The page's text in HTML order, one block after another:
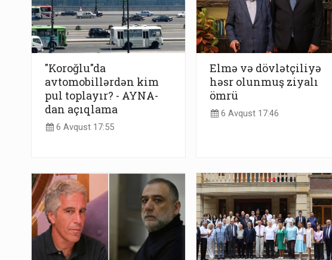
"Koroğlu"da
avtomobillərdən kim
pul toplayır? - AYNA-
dan açıqlama
6 Avqust 17:55
Elmə və dövlətçiliyə
həsr olunmuş ziyalı
ömrü
6 Avqust 17:46